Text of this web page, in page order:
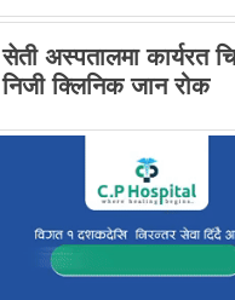
सेती अस्पतालमा कार्यरत
निजी क्लिनिक जान रोक